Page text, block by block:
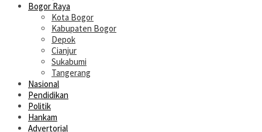
Bogor Raya
Kota Bogor
Kabupaten Bogor
Depok
Cianjur
Sukabumi
Tangerang
Nasional
Pendidikan
Politik
Hankam
Advertorial